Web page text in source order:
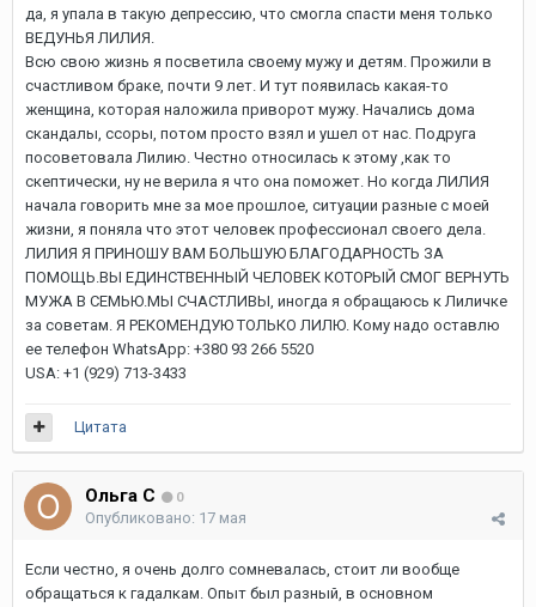
да, я упала в такую депрессию, что смогла спасти меня только
ВЕДУНЬЯ ЛИЛИЯ.
Всю свою жизнь я посветила своему мужу и детям. Прожили в
счастливом браке, почти 9 лет. И тут появилась какая-то
женщина, которая наложила приворот мужу. Начались дома
скандалы, ссоры, потом просто взял и ушел от нас. Подруга
посоветовала Лилию. Честно относилась к этому ,как то
скептически, ну не верила я что она поможет. Но когда ЛИЛИЯ
начала говорить мне за мое прошлое, ситуации разные с моей
жизни, я поняла что этот человек профессионал своего дела.
ЛИЛИЯ Я ПРИНОШУ ВАМ БОЛЬШУЮ БЛАГОДАРНОСТЬ ЗА
ПОМОЩЬ.ВЫ ЕДИНСТВЕННЫЙ ЧЕЛОВЕК КОТОРЫЙ СМОГ ВЕРНУТЬ
МУЖА В СЕМЬЮ.МЫ СЧАСТЛИВЫ, иногда я обращаюсь к Лиличке
за советам. Я РЕКОМЕНДУЮ ТОЛЬКО ЛИЛЮ. Кому надо оставлю
ее телефон WhatsApp: +380 93 266 5520
USA: +1 (929) 713-3433
Цитата
Ольга С 0
Опубликовано: 17 мая
Если честно, я очень долго сомневалась, стоит ли вообще
обращаться к гадалкам. Опыт был разный, в основном